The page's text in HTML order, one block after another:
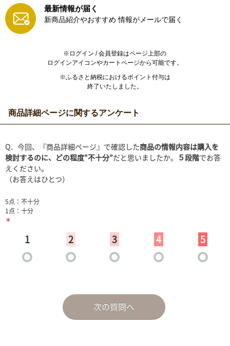
最新情報が届く
新商品紹介やおすすめ 情報がメールで届く
※ログイン / 会員登録はページ上部の
ログインアイコンやカートページから可能です。
※ふるさと納税におけるポイント付与は
終了いたしました。
商品詳細ページに関するアンケート